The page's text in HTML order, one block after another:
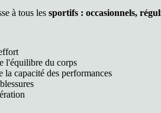
à tous les sportifs : occasionnels,
l'équilibre du corps
la capacité des performances